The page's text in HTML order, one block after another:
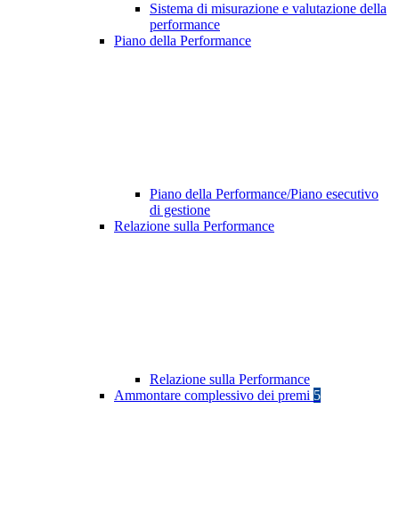
Sistema di misurazione e valutazione della
performance
Piano della Performance
Piano della Performance/Piano esecutivo
di gestione
Relazione sulla Performance
Relazione sulla Performance
Ammontare complessivo dei premi 5